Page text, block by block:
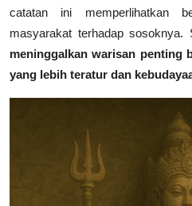
catatan ini memperlihatkan
masyarakat terhadap sosoknya.
meninggalkan warisan penting
yang lebih teratur dan